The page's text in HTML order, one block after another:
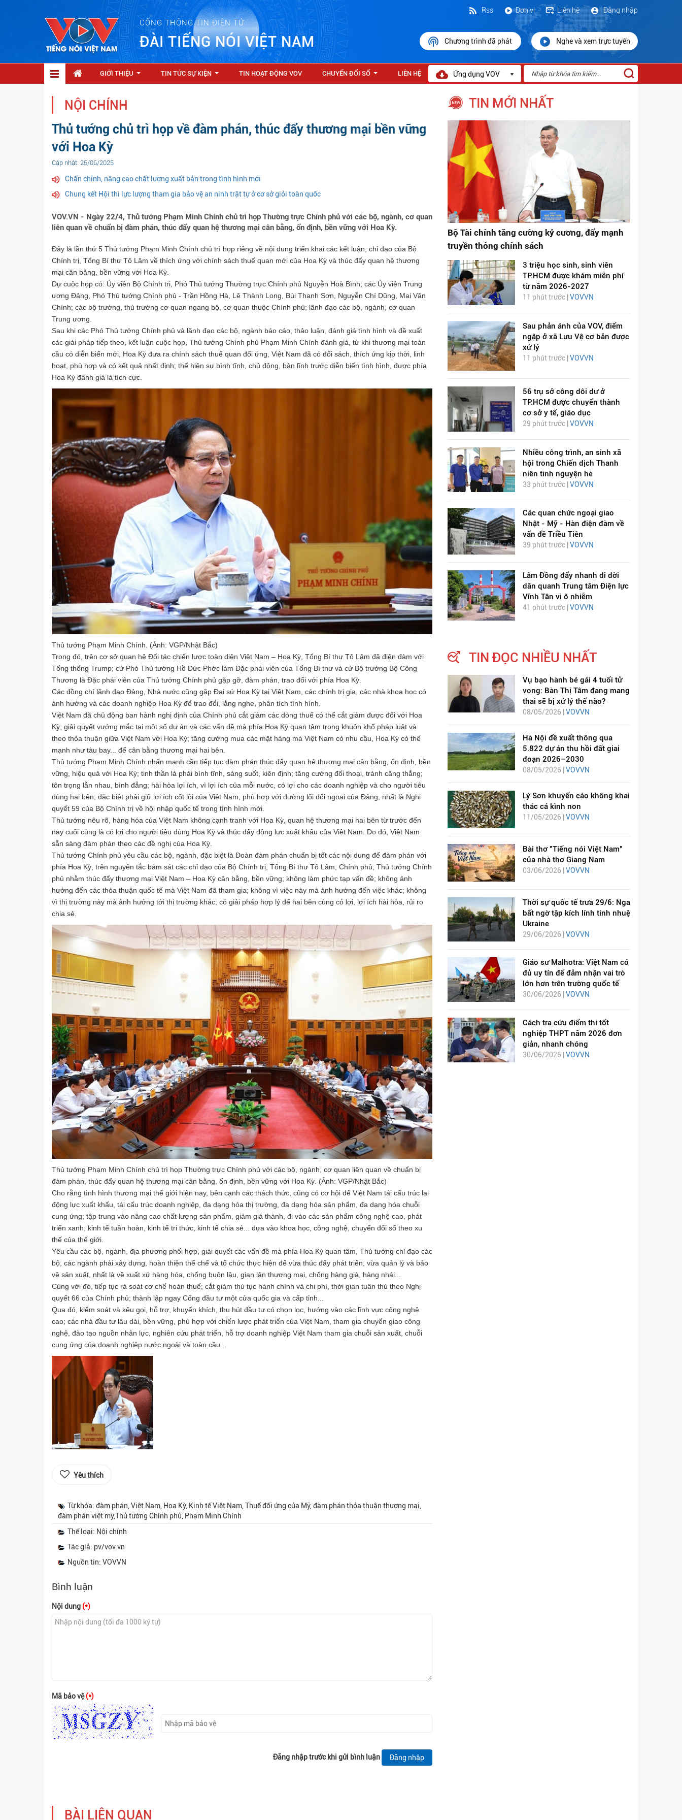
CỔNG THÔNG TIN ĐIỆN TỬ
ĐÀI TIẾNG NÓI VIỆT NAM
Đăng nhập
Liên hệ
Đơn vị
Rss
Chương trình đã phát Nghe và xem trực tuyến
GIỚI THIỆU TIN TỨC SỰ KIỆN TIN HOẠT ĐỘNG VOV CHUYỂN ĐỔI SỐ LIÊN HỆ Ứng dụng VOV
NỘI CHÍNH
Thủ tướng chủ trì họp về đàm phán, thúc đẩy thương mại bền vững
với Hoa Kỳ
Cập nhật: 25/06/2025
Chấn chỉnh, nâng cao chất lượng xuất bản trong tình hình mới
Chung kết Hội thi lực lượng tham gia bảo vệ an ninh trật tự ở cơ sở giỏi toàn quốc
VOV.VN - Ngày 22/4, Thủ tướng Phạm Minh Chính chủ trì họp Thường trực Chính phủ với các bộ, ngành, cơ quan
liên quan về chuẩn bị đàm phán, thúc đẩy quan hệ thương mại cân bằng, ổn định, bền vững với Hoa Kỳ.
Đây là lần thứ 5 Thủ tướng Phạm Minh Chính chủ trì họp riêng về nội dung triển khai các kết luận, chỉ đạo của Bộ
Chính trị, Tổng Bí thư Tô Lâm về thích ứng với chính sách thuế quan mới của Hoa Kỳ và thúc đẩy quan hệ thương
mại cân bằng, bền vững với Hoa Kỳ.
Dự cuộc họp có: Ủy viên Bộ Chính trị, Phó Thủ tướng Thường trực Chính phủ Nguyễn Hoà Bình; các Ủy viên Trung
ương Đảng, Phó Thủ tướng Chính phủ - Trần Hồng Hà, Lê Thành Long, Bùi Thanh Sơn, Nguyễn Chí Dũng, Mai Văn
Chính; các bộ trưởng, thủ trưởng cơ quan ngang bộ, cơ quan thuộc Chính phủ; lãnh đạo các bộ, ngành, cơ quan
Trung ương.
Sau khi các Phó Thủ tướng Chính phủ và lãnh đạo các bộ, ngành báo cáo, thảo luận, đánh giá tình hình và đề xuất
các giải pháp tiếp theo, kết luận cuộc họp, Thủ tướng Chính phủ Phạm Minh Chính đánh giá, từ khi thương mại toàn
cầu có diễn biến mới, Hoa Kỳ đưa ra chính sách thuế quan đối ứng, Việt Nam đã có đối sách, thích ứng kịp thời, linh
hoạt, phù hợp và có kết quả nhất định; thể hiện sự bình tĩnh, chủ động, bản lĩnh trước diễn biến tình hình, được phía
Hoa Kỳ đánh giá là tích cực.
Thủ tướng Phạm Minh Chính. (Ảnh: VGP/Nhật Bắc)
Trong đó, trên cơ sở quan hệ Đối tác chiến lược toàn diện Việt Nam – Hoa Kỳ, Tổng Bí thư Tô Lâm đã điện đàm với
Tổng thống Trump; cử Phó Thủ tướng Hồ Đức Phớc làm Đặc phái viên của Tổng Bí thư và cử Bộ trưởng Bộ Công
Thương là Đặc phái viên của Thủ tướng Chính phủ gặp gỡ, đàm phán, trao đổi với phía Hoa Kỳ.
Các đồng chí lãnh đạo Đảng, Nhà nước cũng gặp Đại sứ Hoa Kỳ tại Việt Nam, các chính trị gia, các nhà khoa học có
ảnh hưởng và các doanh nghiệp Hoa Kỳ để trao đổi, lắng nghe, phân tích tình hình.
Việt Nam đã chủ động ban hành nghị định của Chính phủ cắt giảm các dòng thuế có thể cắt giảm được đối với Hoa
Kỳ; giải quyết vướng mắc tại một số dự án và các vấn đề mà phía Hoa Kỳ quan tâm trong khuôn khổ pháp luật và
theo thỏa thuận giữa Việt Nam với Hoa Kỳ; tăng cường mua các mặt hàng mà Việt Nam có nhu cầu, Hoa Kỳ có thế
mạnh như tàu bay... để cân bằng thương mại hai bên.
Thủ tướng Phạm Minh Chính nhấn mạnh cần tiếp tục đàm phán thúc đẩy quan hệ thương mại cân bằng, ổn định, bền
vững, hiệu quả với Hoa Kỳ; tinh thần là phải bình tĩnh, sáng suốt, kiên định; tăng cường đối thoại, tránh căng thẳng;
tôn trọng lẫn nhau, bình đẳng; hài hòa lợi ích, vì lợi ích của mỗi nước, có lợi cho các doanh nghiệp và cho người tiêu
dùng hai bên; đặc biệt phải giữ lợi ích cốt lõi của Việt Nam, phù hợp với đường lối đối ngoại của Đảng, nhất là Nghị
quyết 59 của Bộ Chính trị về hội nhập quốc tế trong tình hình mới.
Thủ tướng nêu rõ, hàng hóa của Việt Nam không cạnh tranh với Hoa Kỳ, quan hệ thương mại hai bên từ trước đến
nay cuối cùng là có lợi cho người tiêu dùng Hoa Kỳ và thúc đẩy động lực xuất khẩu của Việt Nam. Do đó, Việt Nam
sẵn sàng đàm phán theo các đề nghị của Hoa Kỳ.
Thủ tướng Chính phủ yêu cầu các bộ, ngành, đặc biệt là Đoàn đàm phán chuẩn bị tốt các nội dung để đàm phán với
phía Hoa Kỳ, trên nguyên tắc bám sát các chỉ đạo của Bộ Chính trị, Tổng Bí thư Tô Lâm, Chính phủ, Thủ tướng Chính
phủ nhằm thúc đẩy thương mại Việt Nam – Hoa Kỳ cân bằng, bền vững; không làm phức tạp vấn đề; không ảnh
hưởng đến các thỏa thuận quốc tế mà Việt Nam đã tham gia; không vì việc này mà ảnh hưởng đến việc khác; không
vì thị trường này mà ảnh hưởng tới thị trường khác; có giải pháp hợp lý để hai bên cùng có lợi, lợi ích hài hòa, rủi ro
chia sẻ.
Thủ tướng Phạm Minh Chính chủ trì họp Thường trực Chính phủ với các bộ, ngành, cơ quan liên quan về chuẩn bị
đàm phán, thúc đẩy quan hệ thương mại cân bằng, ổn định, bền vững với Hoa Kỳ. (Ảnh: VGP/Nhật Bắc)
Cho rằng tình hình thương mại thế giới hiện nay, bên cạnh các thách thức, cũng có cơ hội để Việt Nam tái cấu trúc lại
động lực xuất khẩu, tái cấu trúc doanh nghiệp, đa dạng hóa thị trường, đa dạng hóa sản phẩm, đa dạng hóa chuỗi
cung ứng; tập trung vào nâng cao chất lượng sản phẩm, giảm giá thành, đi vào các sản phẩm công nghệ cao, phát
triển xanh, kinh tế tuần hoàn, kinh tế tri thức, kinh tế chia sẻ... dựa vào khoa học, công nghệ, chuyển đổi số theo xu
thế của thế giới.
Yêu cầu các bộ, ngành, địa phương phối hợp, giải quyết các vấn đề mà phía Hoa Kỳ quan tâm, Thủ tướng chỉ đạo các
bộ, các ngành phải xây dựng, hoàn thiện thể chế và tổ chức thực hiện để vừa thúc đẩy phát triển, vừa quản lý và bảo
vệ sản xuất, nhất là về xuất xứ hàng hóa, chống buôn lậu, gian lận thương mại, chống hàng giả, hàng nhái...
Cùng với đó, tiếp tục rà soát cơ chế hoàn thuế; cắt giảm thủ tục hành chính và chi phí, thời gian tuân thủ theo Nghị
quyết 66 của Chính phủ; thành lập ngay Cổng đầu tư một cửa quốc gia và cấp tỉnh...
Qua đó, kiểm soát và kêu gọi, hỗ trợ, khuyến khích, thu hút đầu tư có chọn lọc, hướng vào các lĩnh vực công nghệ
cao; các nhà đầu tư lâu dài, bền vững, phù hợp với chiến lược phát triển của Việt Nam, tham gia chuyển giao công
nghệ, đào tạo nguồn nhân lực, nghiên cứu phát triển, hỗ trợ doanh nghiệp Việt Nam tham gia chuỗi sản xuất, chuỗi
cung ứng của doanh nghiệp nước ngoài và toàn cầu...
Yêu thích
Từ khóa: đàm phán, Việt Nam, Hoa Kỳ, Kinh tế Việt Nam, Thuế đối ứng của Mỹ, đàm phán thỏa thuận thương mại,
đàm phán việt mỹ,Thủ tướng Chính phủ, Phạm Minh Chính
Thể loại: Nội chính
Tác giả: pv/vov.vn
Nguồn tin: VOVVN
Bình luận
Nội dung (*)
Mã bảo vệ(*)
Đăng nhập trước khi gửi bình luận Đăng nhập
BÀI LIÊN QUAN
TIN MỚI NHẤT
Bộ Tài chính tăng cường kỷ cương, đẩy mạnh
truyền thông chính sách
3 triệu học sinh, sinh viên
TP.HCM được khám miễn phí
từ năm 2026-2027
11 phút trước | VOVVN
Sau phản ánh của VOV, điểm
ngập ở xã Lưu Vệ cơ bản được
xử lý
11 phút trước |VOVVN
56 trụ sở công dôi dư ở
TP.HCM được chuyển thành
cơ sở y tế, giáo dục
29 phút trước | VOVVN
Nhiều công trình, an sinh xã
hội trong Chiến dịch Thanh
niên tình nguyện hè
33 phút trước | VOVVN
Các quan chức ngoại giao
Nhật - Mỹ - Hàn điện đàm về
vấn đề Triều Tiên
39 phút trước | VOVVN
Lâm Đồng đẩy nhanh di dời
dân quanh Trung tâm Điện lực
Vĩnh Tân vì ô nhiễm
41 phút trước | VOVVN
TIN ĐỌC NHIỀU NHẤT
Vụ bạo hành bé gái 4 tuổi tử
vong: Bàn Thị Tâm đang mang
thai sẽ bị xử lý thế nào?
08/05/2026 | VOVVN
Hà Nội đề xuất thông qua
5.822 dự án thu hồi đất giai
đoạn 2026–2030
08/05/2026 | VOVVN
Lý Sơn khuyến cáo không khai
thác cá kình non
11/05/2026 | VOVVN
Bài thơ "Tiếng nói Việt Nam"
của nhà thơ Giang Nam
03/06/2026 | VOVVN
Thời sự quốc tế trưa 29/6: Nga
bất ngờ tập kích lính tinh nhuệ
Ukraine
29/06/2026 | VOVVN
Giáo sư Malhotra: Việt Nam có
đủ uy tín để đảm nhận vai trò
lớn hơn trên trường quốc tế
30/06/2026 | VOVVN
Cách tra cứu điểm thi tốt
nghiệp THPT năm 2026 đơn
giản, nhanh chóng
30/06/2026 | VOVVN